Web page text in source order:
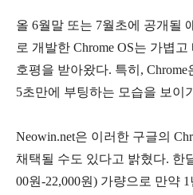
올 6월말 또는 7월초에 공개될
로 개발한 Chrome OS는 가볍
호평을 받아왔다. 특히,
5초만에 부팅하는 모습을 보이
Neowin.net은 이러한 구글의
채택될 수도 있다고 밝혔다. 한
00원-22,000원) 가량으로 만약